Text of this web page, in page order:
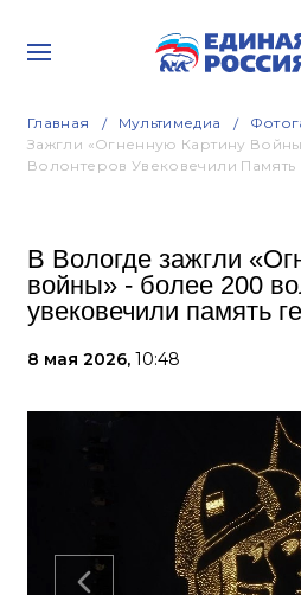
Главная Мультимедиа
Зажгли «Огненную Картину
Волонтеров Увековечили Память
В Вологде зажгли
войны» - более 200
увековечили память
8 мая 2026, 10:48